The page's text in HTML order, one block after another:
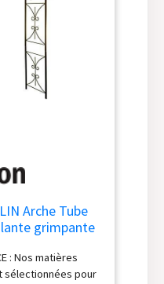
Arche Tube
grimpante
France
: Nos matières
sélectionnées pour